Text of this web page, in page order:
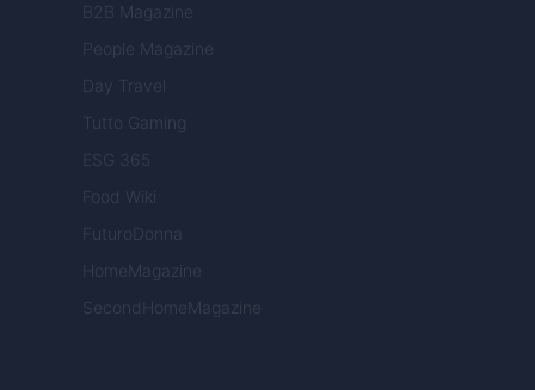
B2B Magazine
People Magazine
Day Travel
Tutto Gaming
ESG 365
Food Wiki
FuturoDonna
HomeMagazine
SecondHomeMagazine